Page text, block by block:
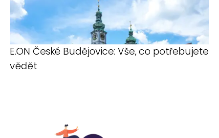
E.ON České Budějovice: Vše, co potřebujete
vědět